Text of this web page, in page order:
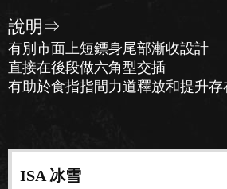
說明⇒
有別市面上短鏢身尾部漸收設計
直接在後段做六角型交插
有助於食指指間力道釋放和提升存
ISA 冰雪